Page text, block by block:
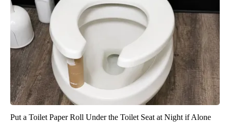
Put a Toilet Paper Roll Under the Toilet Seat at Night if Alone